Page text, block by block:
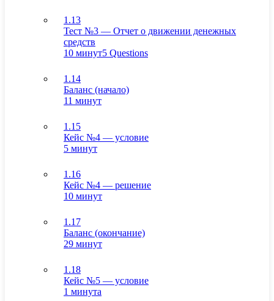
1.13
Тест №3 — Отчет о движении денежных
средств
10 минут5 Questions
1.14
Баланс (начало)
11 минут
1.15
Кейс №4 — условие
5 минут
1.16
Кейс №4 — решение
10 минут
1.17
Баланс (окончание)
29 минут
1.18
Кейс №5 — условие
1 минута